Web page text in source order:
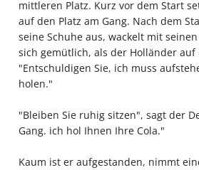
mittleren Platz. Kurz vor dem Start
auf den Platz am Gang. Nach dem
seine Schuhe aus, wackelt mit
sich gemütlich, als der Holländer auf
"Entschuldigen Sie, ich muss
holen."
"Bleiben Sie ruhig sitzen", sagt der
Gang. ich hol Ihnen Ihre Cola."
Kaum ist er aufgestanden, nimmt